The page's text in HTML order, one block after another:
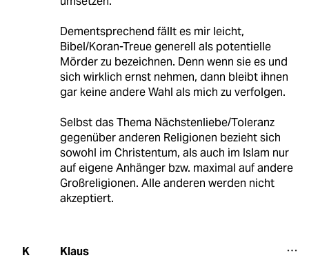
Dementsprechend fällt es mir leicht,
Bibel/Koran-Treue generell als potentielle
Mörder zu bezeichnen. Denn wenn sie es und
sich wirklich ernst nehmen, dann bleibt ihnen
gar keine andere Wahl als mich zu verfolgen.
Selbst das Thema Nächstenliebe/Toleranz
gegenüber anderen Religionen bezieht sich
sowohl im Christentum, als auch im Islam nur
auf eigene Anhänger bzw. maximal auf andere
Großreligionen. Alle anderen werden nicht
akzeptiert.
K Klaus